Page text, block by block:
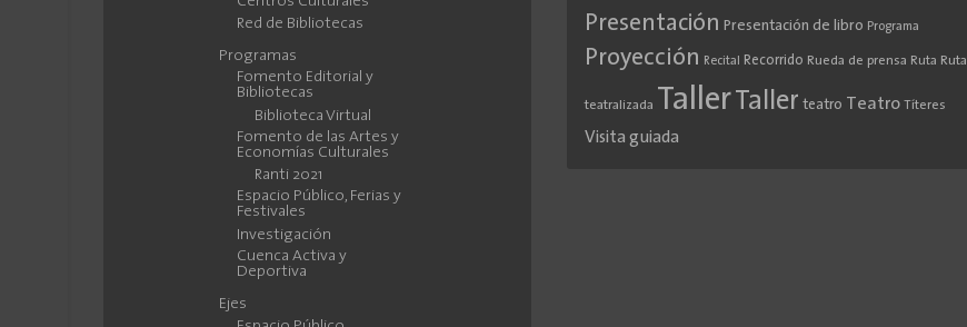
Red de Bibliotecas
Programas
Fomento Editorial y
Bibliotecas
Biblioteca Virtual
Fomento de las Artes y
Economías Culturales
Ranti 2021
Espacio Público, Ferias y
Festivales
Investigación
Cuenca Activa y
Deportiva
Ejes
Presentación Presentación de libro Programa
Proyección Recital Recorrido Rueda de prensa Ruta Ruta
teatralizada Taller Taller teatro Teatro Títeres
Visita guiada